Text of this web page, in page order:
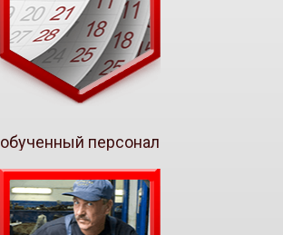
обученный персонал